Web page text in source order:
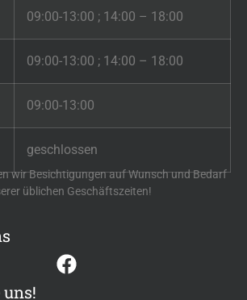
09:00-13:00 ; 14:00 – 18:00
09:00-13:00 ; 14:00 – 18:00
09:00-13:00
geschlossen
wir Besichtigungen auf Wunsch und Bedarf
üblichen Geschäftszeiten!
uns!